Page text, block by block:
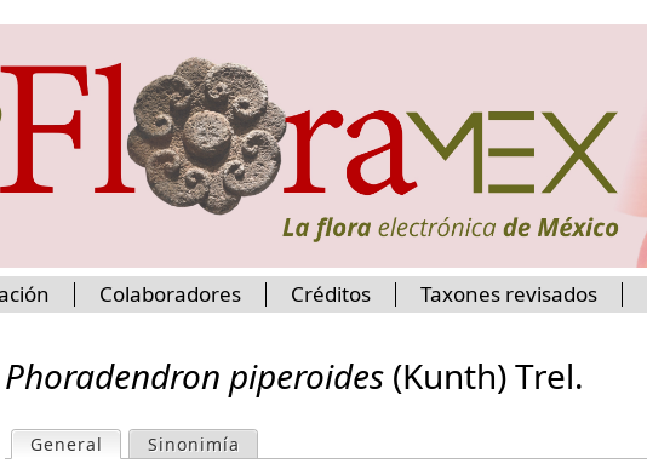
Phoradendron piperoides (Kunth) Trel.
P
General (active tab)
Sinonimía
Colaboradores Créditos Taxones revisados